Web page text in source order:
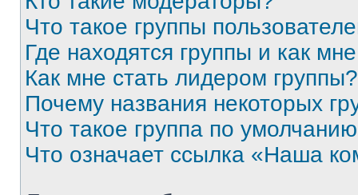
Что такое группы
Где находятся группы и как
Как мне стать лидером группы?
Почему названия некоторых
Что такое группа по
Что означает ссылка «Наша